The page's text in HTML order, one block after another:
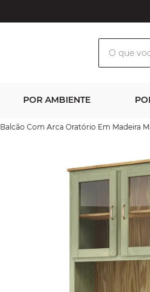
O que
POR AMBIENTE
Balcão Com Arca Oratório Em Madeira